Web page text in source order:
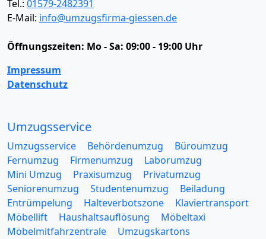
Tel.: 01579-2482391
E-Mail: info@umzugsfirma-giessen.de
Öffnungszeiten: Mo - Sa: 09:00 - 19:00 Uhr
Impressum
Datenschutz
Umzugsservice
Umzugsservice Behördenumzug
Büroumzug
Fernumzug
Firmenumzug
Laborumzug
Mini Umzug
Praxisumzug
Privatumzug
Seniorenumzug
Studentenumzug
Beiladung
Entrümpelung
Halteverbotszone
Klaviertransport
Möbellift
Haushaltsauflösung
Möbeltaxi
Möbelmitfahrzentrale
Umzugskartons